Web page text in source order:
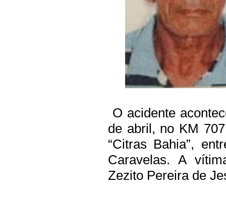
O acidente
de abril, no KM
“Citras Bahia”,
Caravelas. A
Zezito Pereira de